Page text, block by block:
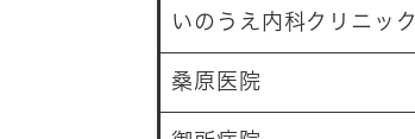
いのうえ内科クリニック
桑原医院